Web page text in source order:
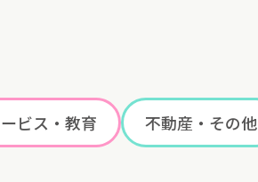
ビス・教育 不動産・その他